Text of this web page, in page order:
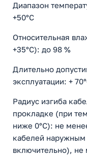
Диапазон
+50°С
Относительная
+35°С): до 98 %
Длительно
эксплуатации: +
Радиус изгиба
прокладке (при
ниже 0°С): не
кабелей
включительно), не